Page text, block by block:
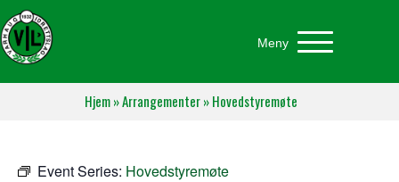
Meny
Hjem»Arrangementer»Hovedstyremøte
Event Series: Hovedstyremøte